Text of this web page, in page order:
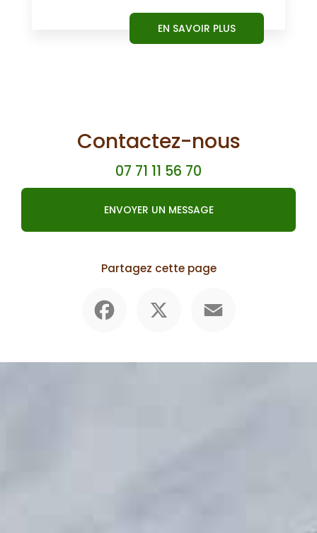
EN SAVOIR PLUS
Contactez-nous
07 71 11 56 70
ENVOYER UN MESSAGE
Partagez cette page